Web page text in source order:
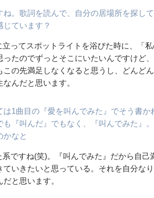
。歌詞を読んで、自分の居場所を探し
じています？
立ってスポットライトを浴びた時に、「
ったのでずっとそこにいたいんですけど
この先満足しなくなると思うし、どんど
んだと思います。
1曲目の『愛を叫んでみた』でそう書
も『叫んだ』でもなく、『叫んでみた』
かなと
系ですね(笑)。『叫んでみた』だから自
ていきたいと思っている。それを自分な
だと思います。